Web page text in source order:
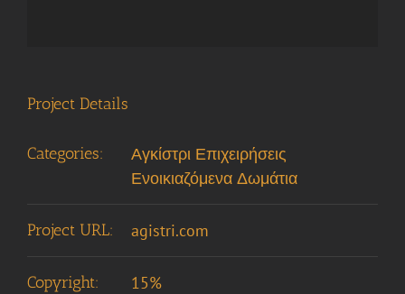
Project Details
Categories:
Αγκίστρι Επιχειρήσεις
Ενοικιαζόμενα Δωμάτια
Project URL: agistri.com
Copyright: 15%